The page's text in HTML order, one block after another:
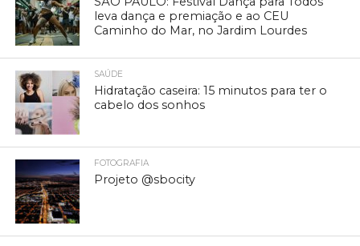
leva dança e premiação e ao CEU
Caminho do Mar, no Jardim Lourdes
SAÚDE
Hidratação caseira: 15 minutos para ter o
cabelo dos sonhos
FOTOGRAFIA
Projeto @sbocity